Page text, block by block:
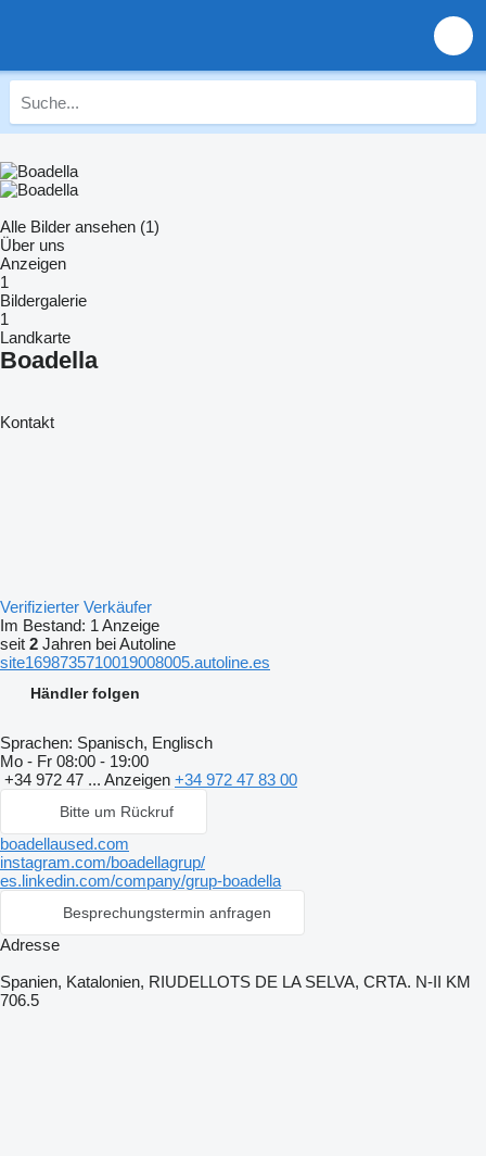
Alle Bilder ansehen (1)
Über uns
Anzeigen
1
Bildergalerie
1
Landkarte
Boadella
Kontakt
Verifizierter Verkäufer
Im Bestand: 1 Anzeige
seit 2 Jahren bei Autoline
site1698735710019008005.autoline.es
Händler folgen
Sprachen: Spanisch, Englisch
Mo - Fr 08:00 - 19:00
+34 972 47 ... Anzeigen +34 972 47 83 00
Bitte um Rückruf
boadellaused.com
instagram.com/boadellagrup/
es.linkedin.com/company/grup-boadella
Besprechungstermin anfragen
Adresse
Spanien, Katalonien, RIUDELLOTS DE LA SELVA, CRTA. N-II KM
706.5